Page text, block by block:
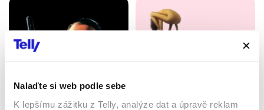
Nalaďte si web podle sebe
K lepšímu zážitku z Telly, analýze dat a úpravě reklam